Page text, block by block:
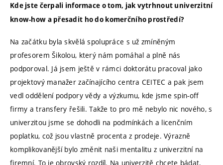
Kde jste čerpali informace o tom, jak vytrhnout univerzitní
know-how a přesadit ho do komerčního prostředí?
Na začátku byla skvělá spolupráce s už zmíněným
profesorem Šikolou, který nám pomáhal a plně nás
podporoval. Já jsem ještě v rámci doktorátu pracoval jako
projektový manažer začínajícího centra CEITEC a pak jsem
vedl oddělení podpory vědy a výzkumu, kde jsme spin-off
firmy a transfery řešili. Takže to pro mě nebylo nic nového, s
univerzitou jsme se dohodli na podmínkách a licenčním
poplatku, což jsou vlastně procenta z prodeje. Výrazně
komplikovanější bylo změnit naši mentalitu z univerzitní na
firemní. To je obrovský rozdíl. Na univerzitě chcete bádat,